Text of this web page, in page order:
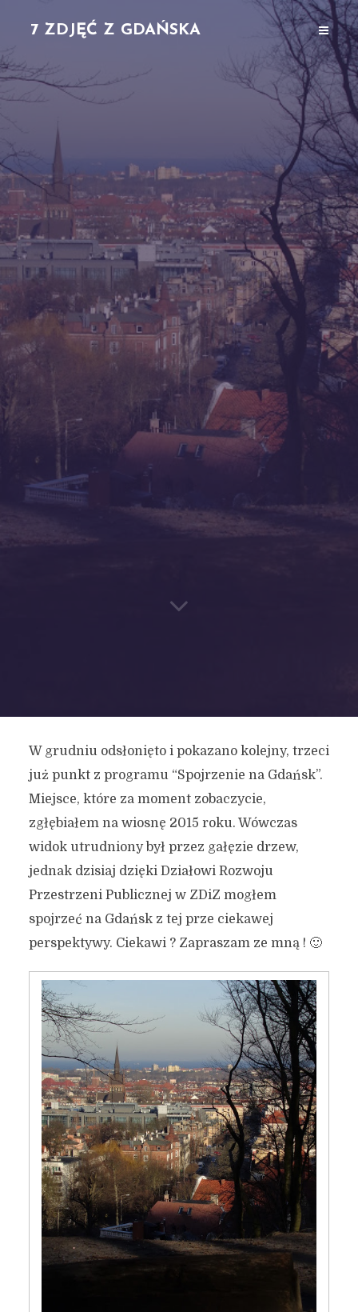
7 ZDJĘĆ Z GDAŃSKA
W grudniu odsłonięto i pokazano kolejny, trzeci
już punkt z programu “Spojrzenie na Gdańsk”.
Miejsce, które za moment zobaczycie,
zgłębiałem na wiosnę 2015 roku. Wówczas
widok utrudniony był przez gałęzie drzew,
jednak dzisiaj dzięki Działowi Rozwoju
Przestrzeni Publicznej w ZDiZ mogłem
spojrzeć na Gdańsk z tej prze ciekawej
perspektywy. Ciekawi ? Zapraszam ze mną ! 🙂